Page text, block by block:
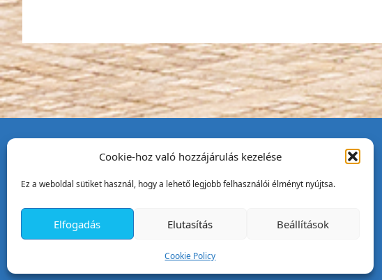
Cookie-hoz való hozzájárulás kezelése
Ez a weboldal sütiket használ, hogy a lehető legjobb felhasználói élményt nyújtsa.
Elfogadás Elutasítás Beállítások
Cookie Policy
Tata Város Önkormányzata
2890 Tata, Kossuth tér 1.
+36 34 / 587 078
Email:ph@tata.hu